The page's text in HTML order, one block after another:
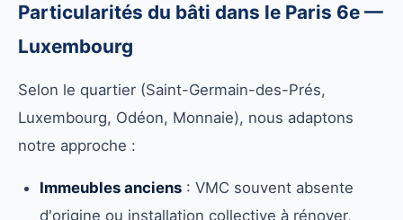
Particularités du bâti dans le Paris 6e —
Luxembourg
Selon le quartier (Saint-Germain-des-Prés,
Luxembourg, Odéon, Monnaie), nous adaptons
notre approche :
Immeubles anciens : VMC souvent absente
d'origine ou installation collective à rénover,